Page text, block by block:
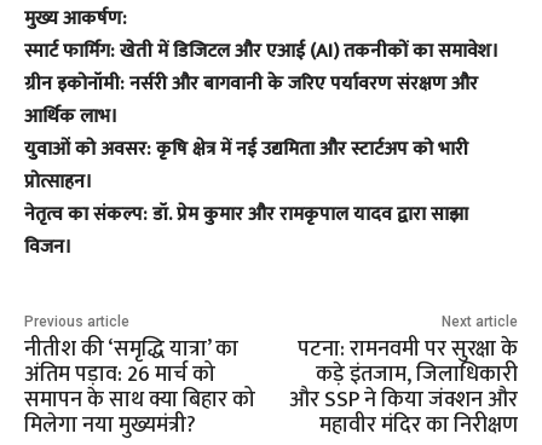
​मुख्य आकर्षण:
​स्मार्ट फार्मिंग: खेती में डिजिटल और एआई (AI) तकनीकों का समावेश।
​ग्रीन इकोनॉमी: नर्सरी और बागवानी के जरिए पर्यावरण संरक्षण और
आर्थिक लाभ।
​युवाओं को अवसर: कृषि क्षेत्र में नई उद्यमिता और स्टार्टअप को भारी
प्रोत्साहन।
​नेतृत्व का संकल्प: डॉ. प्रेम कुमार और रामकृपाल यादव द्वारा साझा
विजन।
Previous article
नीतीश की ‘समृद्धि यात्रा’ का
अंतिम पड़ाव: 26 मार्च को
समापन के साथ क्या बिहार को
मिलेगा नया मुख्यमंत्री?
Next article
पटना: रामनवमी पर सुरक्षा के
कड़े इंतजाम, जिलाधिकारी
और SSP ने किया जंक्शन और
महावीर मंदिर का निरीक्षण